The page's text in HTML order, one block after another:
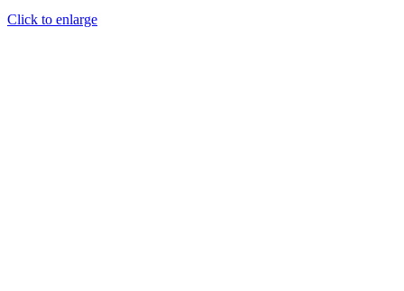
Click to enlarge